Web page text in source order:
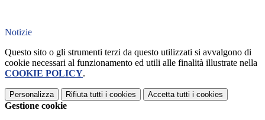
Notizie
Questo sito o gli strumenti terzi da questo utilizzati si avvalgono di
cookie necessari al funzionamento ed utili alle finalità illustrate nella
COOKIE POLICY.
Personalizza Rifiuta tutti i cookies Accetta tutti i cookies
Gestione cookie